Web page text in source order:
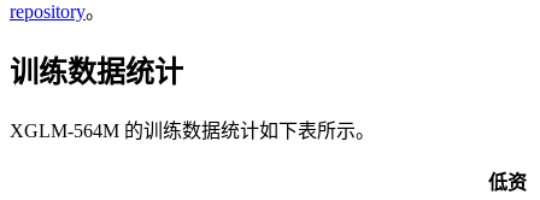
repository。
训练数据统计
XGLM-564M 的训练数据统计如下表所示。
低资